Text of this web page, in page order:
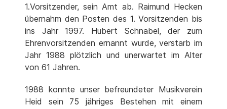
1.Vorsitzender, sein Amt ab. Raimund Hecken
übernahm den Posten des 1. Vorsitzenden bis
ins Jahr 1997. Hubert Schnabel, der zum
Ehrenvorsitzenden ernannt wurde, verstarb im
Jahr 1988 plötzlich und unerwartet im Alter
von 61 Jahren.
1988 konnte unser befreundeter Musikverein
Heid sein 75 jähriges Bestehen mit einem